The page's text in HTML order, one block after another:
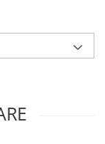
a vizualiza